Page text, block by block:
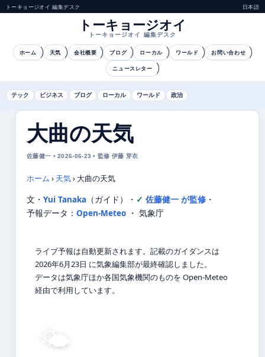
トーキョージオイ 編集デスク 日本語
トーキョージオイ
トーキョージオイ 編集デスク
ホーム 天気 会社概要 ブログ ローカル ワールド お問い合わせ
ニュースレター
テック ビジネス ブログ ローカル ワールド 政治
大曲の天気
佐藤健一 • 2026-06-23 • 監修 伊藤 芽衣
ホーム › 天気› 大曲の天気
文・ Yui Tanaka （ガイド） ・ 佐藤健一 が監修 ・
予報データ： Open-Meteo ・ 気象庁
ライブ予報は自動更新されます。記載のガイダンスは
2026年6月23日 に気象編集部が最終確認しました。
データは気象庁ほか各国気象機関のものを Open-Meteo
経由で利用しています。
🌤️